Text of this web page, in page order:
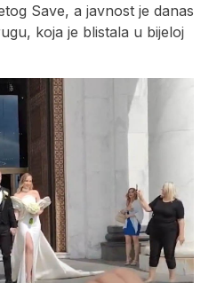
Save, a javnost je danas
koja je blistala u bijeloj